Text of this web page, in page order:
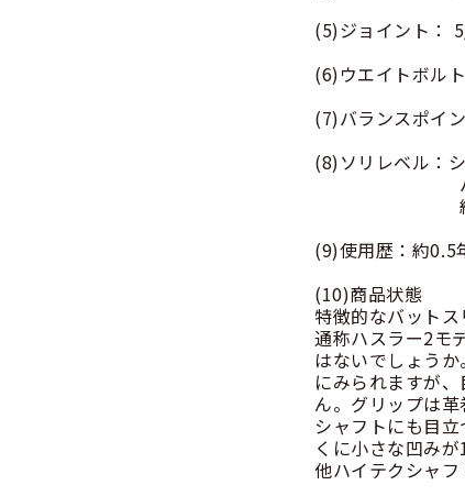
(5)ジョイント：
(6)ウエイトボ
(7)バランスポイ
(8)ソリレベル：
バッ
組立
(9)使用歴：約0.5
(10)商品状態
特徴的なバット
通称ハスラー2モ
はないでしょう
にみられますが
ん。グリップは
シャフトにも目
くに小さな凹み
他ハイテクシャフ